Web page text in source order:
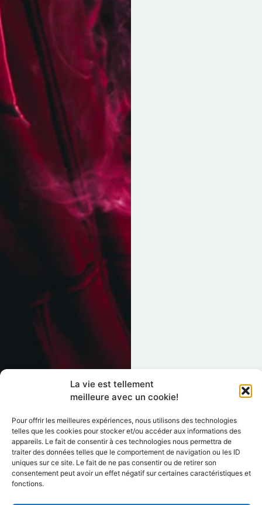
La vie est tellement
meilleure avec un cookie!
Pour offrir les meilleures expériences, nous utilisons des technologies
telles que les cookies pour stocker et/ou accéder aux informations des
appareils. Le fait de consentir à ces technologies nous permettra de
traiter des données telles que le comportement de navigation ou les ID
uniques sur ce site. Le fait de ne pas consentir ou de retirer son
consentement peut avoir un effet négatif sur certaines caractéristiques et
fonctions.